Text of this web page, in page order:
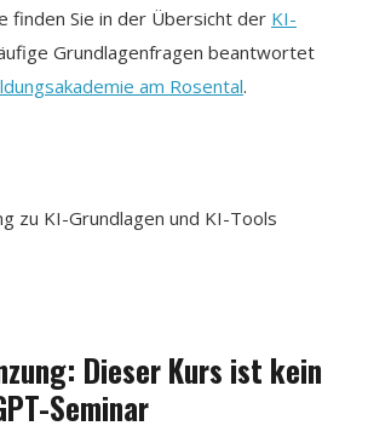
finden Sie in der Übersicht der KI-
Grundlagenfragen beantwortet
am Rosental.
Dieser Kurs ist kein
Seminar